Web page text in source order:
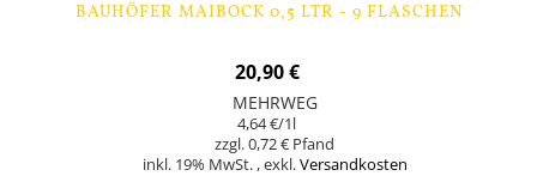
BAUHÖFER MAIBOCK 0,5 LTR - 9 FLASCHEN
20,90 €
MEHRWEG
4,64 €/1l
0,72 €
inkl. 19% MwSt. ,exkl.Versandkosten